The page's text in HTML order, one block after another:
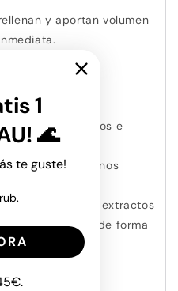
y aportan volumen
duermes con
y activos nutritivos e
con menos
: mezcla de extractos
líneas y arrugas de forma
1
🌊
te guste!